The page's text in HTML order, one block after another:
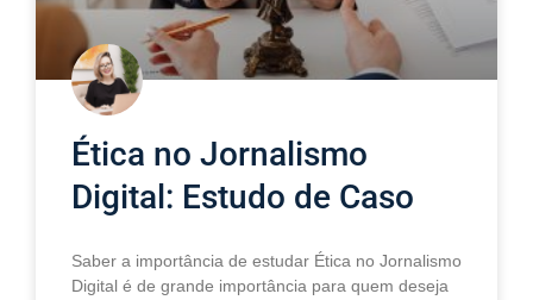
Ética no Jornalismo
Digital: Estudo de Caso
Saber a importância de estudar Ética no Jornalismo
Digital é de grande importância para quem deseja